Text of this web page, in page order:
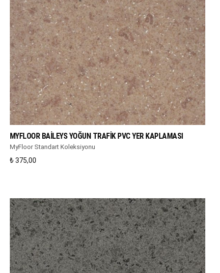
WHATSAPP DESTEK
MYFLOOR BAILEYS YOĞUN TRAFIK PVC YER KAPLAMASI
MyFloor Standart Koleksiyonu
₺ 375,00